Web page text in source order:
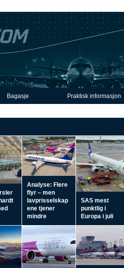
Bagasje Praktisk informasjon
Analyse: Flere
flyr – men
lavprisselskap
ene tjener
mindre
SAS mest
punktlig i
Europa i juli